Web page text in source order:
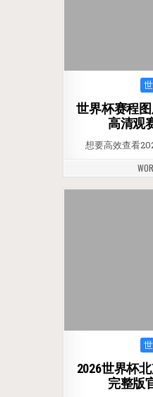
世界杯赛程
高清观
想要高效查看
2026世界杯
完整版